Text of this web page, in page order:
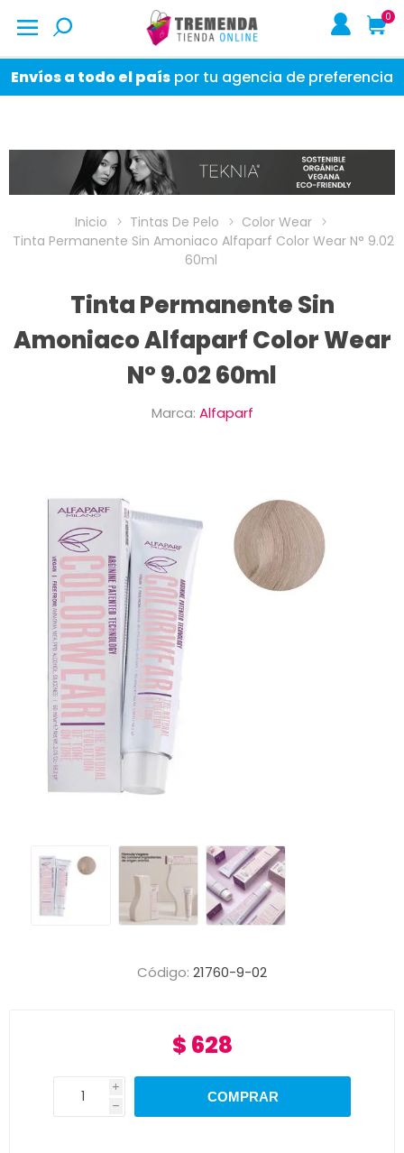
0
Envíos a todo el país por tu agencia de preferencia
Inicio Tintas De Pelo
Color Wear
Tinta Permanente Sin Amoniaco Alfaparf Color Wear N° 9.02
60ml
Tinta Permanente Sin
Amoniaco Alfaparf Color Wear
N° 9.02 60ml
Marca: Alfaparf
Código: 21760-9-02
$ 628
i
h